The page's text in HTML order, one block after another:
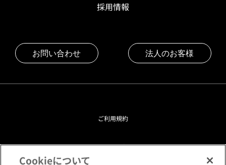
採用情報
お問い合わせ 法人のお客様
ご利用規約
プライバシーポリシー
Cookieについて